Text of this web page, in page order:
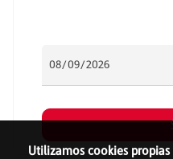
Utilizamos cookies